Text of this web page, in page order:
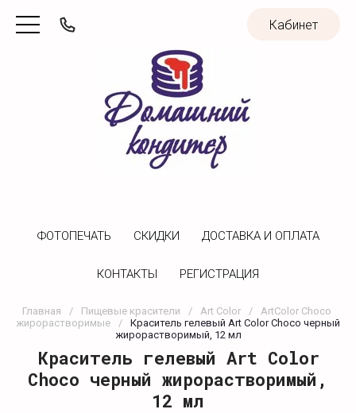
Кабинет
ФОТОПЕЧАТЬ CКИДКИ ДОСТАВКА И ОПЛАТА
КОНТАКТЫ РЕГИСТРАЦИЯ
Главная / Пищевые красители / Art Color /
ArtColor Choco
жирорастворимые
/
Краситель гелевый Art Color Choco черный
жирорастворимый, 12 мл
Краситель гелевый Art Color
Choco черный жирорастворимый,
12 мл